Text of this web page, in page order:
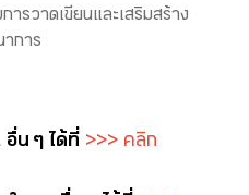
ารวาดเขียนและเสริมสร้าง
าการ
อื่น ๆ ได้ที่ >>> คลิก